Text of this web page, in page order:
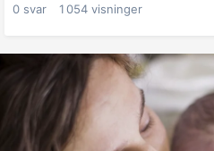
0 svar 1 054 visninger